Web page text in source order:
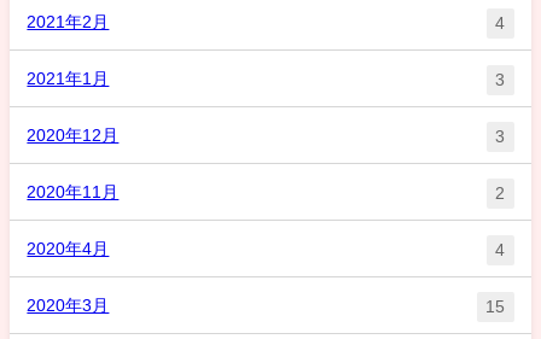
2021年2月 4
2021年1月 3
2020年12月 3
2020年11月 2
2020年4月 4
2020年3月 15